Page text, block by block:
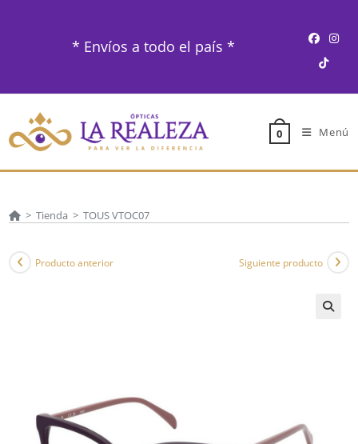
* Envíos a todo el país *
0 Menú
> Tienda > TOUS VTOC07
Producto anterior Siguiente producto